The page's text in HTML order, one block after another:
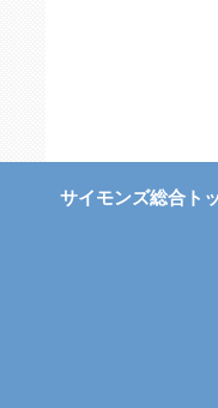
サイモンズ総合ト